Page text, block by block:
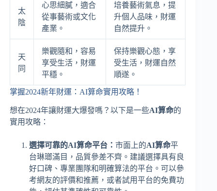
太
陰
心思細膩，適合
從事藝術或文化
產業。
培養藝術氣息，提
升個人品味，財運
自然提升。
天
同
樂觀隨和，容易
享受生活，財運
平穩。
保持樂觀心態，享
受生活，財運自然
順遂。
掌握2024新年財運：AI算命實用攻略！
想在2024年讓財運大爆發嗎？以下是一些AI算命的
實用攻略：
選擇可靠的AI算命平台： 市面上的AI算命平
台琳瑯滿目，品質參差不齊。建議選擇具有良
好口碑、專業團隊和明確算法的平台。可以參
考網友的評價和推薦，或者試用平台的免費功